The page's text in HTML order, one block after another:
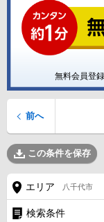
無料会員登
前へ
この条件を保存
エリア 八千代市
検索条件